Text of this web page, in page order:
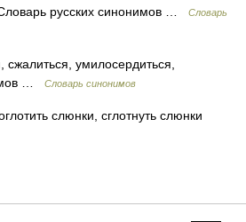
русских синонимов …
Словарь
умилосердиться,
…
Словарь синонимов
слюнки, сглотнуть слюнки